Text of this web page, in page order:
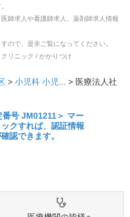
師求人や看護師求人、薬剤師求人情報
ので、是非ご覧になってください。
リニック / かかりつけ
> 小児科 小児 ... > 医療法人社